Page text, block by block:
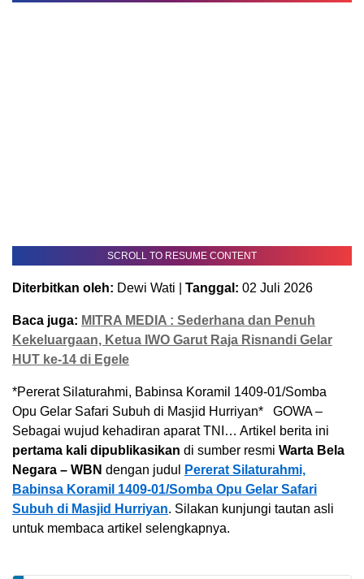
SCROLL TO RESUME CONTENT
Diterbitkan oleh: Dewi Wati | Tanggal: 02 Juli 2026
Baca juga: MITRA MEDIA : Sederhana dan Penuh
Kekeluargaan, Ketua IWO Garut Raja Risnandi Gelar
HUT ke-14 di Egele
*Pererat Silaturahmi, Babinsa Koramil 1409-01/Somba
Opu Gelar Safari Subuh di Masjid Hurriyan* GOWA –
Sebagai wujud kehadiran aparat TNI… Artikel berita ini
pertama kali dipublikasikan di sumber resmi Warta Bela
Negara – WBN dengan judul
Pererat Silaturahmi,
Babinsa Koramil 1409-01/Somba Opu Gelar Safari
Subuh di Masjid Hurriyan. Silakan kunjungi tautan asli
untuk membaca artikel selengkapnya.